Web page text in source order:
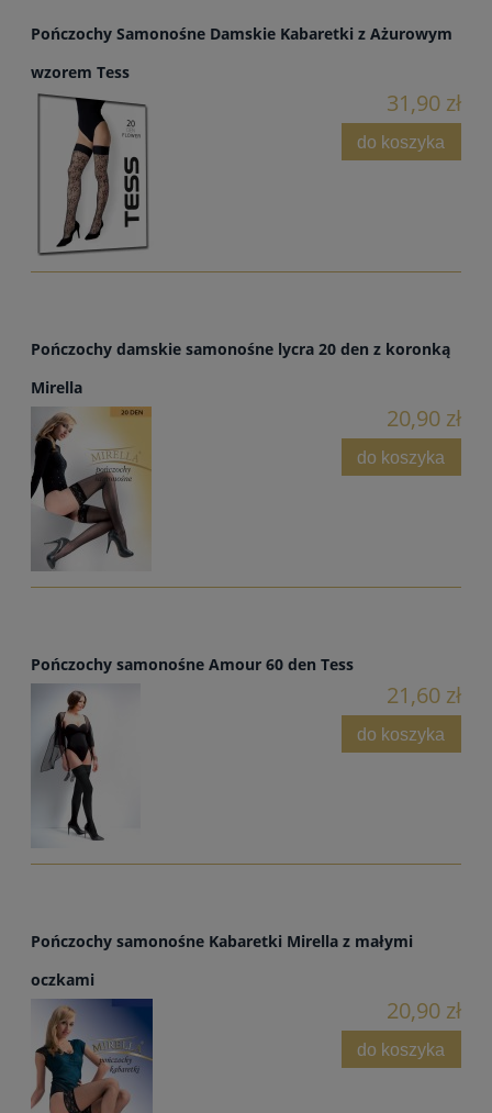
Pończochy Samonośne Damskie Kabaretki z Ażurowym
wzorem Tess
31,90 zł
do koszyka
Pończochy damskie samonośne lycra 20 den z koronką
Mirella
20,90 zł
do koszyka
Pończochy samonośne Amour 60 den Tess
21,60 zł
do koszyka
Pończochy samonośne Kabaretki Mirella z małymi
oczkami
20,90 zł
do koszyka